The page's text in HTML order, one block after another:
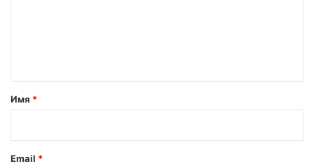
а
й
Имя *
Email *